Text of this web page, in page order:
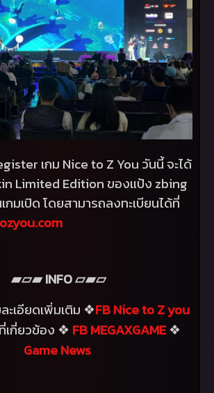
เกม Nice to Z You วันนี้ จะได้
Limited Edition ของแป้ง zbing
กมเปิด โดยสามารถลงทะเบียนได้ที่
▰▱▰INFO▱▰▱
ะเอียดเพิ่มเติม ❖FB Nice to Z you
เกี่ยวข้อง ❖ FB MEGAXGAME ❖
Game News